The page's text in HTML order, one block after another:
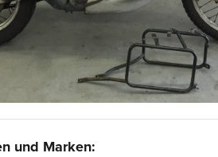
und Marken: